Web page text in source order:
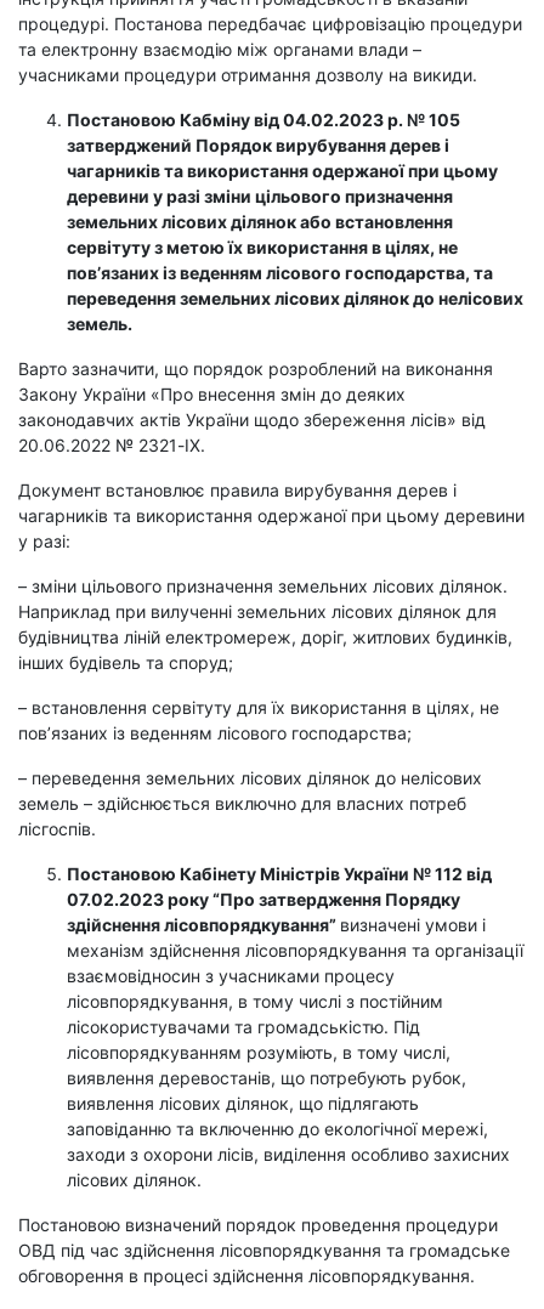
процедурі. Постанова передбачає цифровізацію процедури
та електронну взаємодію між органами влади –
учасниками процедури отримання дозволу на викиди.
Постановою Кабміну від 04.02.2023 р. № 105
затверджений Порядок вирубування дерев і
чагарників та використання одержаної при цьому
деревини у разі зміни цільового призначення
земельних лісових ділянок або встановлення
сервітуту з метою їх використання в цілях, не
пов’язаних із веденням лісового господарства, та
переведення земельних лісових ділянок до нелісових
земель.
Варто зазначити, що порядок розроблений на виконання
Закону України «Про внесення змін до деяких
законодавчих актів України щодо збереження лісів» від
20.06.2022 № 2321-ІХ.
Документ встановлює правила вирубування дерев і
чагарників та використання одержаної при цьому деревини
у разі:
– зміни цільового призначення земельних лісових ділянок.
Наприклад при вилученні земельних лісових ділянок для
будівництва ліній електромереж, доріг, житлових будинків,
інших будівель та споруд;
– встановлення сервітуту для їх використання в цілях, не
пов’язаних із веденням лісового господарства;
– переведення земельних лісових ділянок до нелісових
земель – здійснюється виключно для власних потреб
лісгоспів.
Постановою Кабінету Міністрів України № 112 від
07.02.2023 року “Про затвердження Порядку
здійснення лісовпорядкування” визначені умови і
механізм здійснення лісовпорядкування та організації
взаємовідносин з учасниками процесу
лісовпорядкування, в тому числі з постійним
лісокористувачами та громадськістю. Під
лісовпорядкуванням розуміють, в тому числі,
виявлення деревостанів, що потребують рубок,
виявлення лісових ділянок, що підлягають
заповіданню та включенню до екологічної мережі,
заходи з охорони лісів, виділення особливо захисних
лісових ділянок.
Постановою визначений порядок проведення процедури
ОВД під час здійснення лісовпорядкування та громадське
обговорення в процесі здійснення лісовпорядкування.